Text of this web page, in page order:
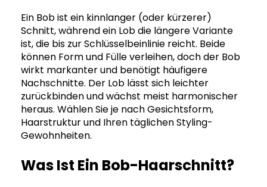
Ein Bob ist ein kinnlanger (oder kürzerer)
Schnitt, während ein Lob die längere Variante
ist, die bis zur Schlüsselbeinlinie reicht. Beide
können Form und Fülle verleihen, doch der Bob
wirkt markanter und benötigt häufigere
Nachschnitte. Der Lob lässt sich leichter
zurückbinden und wächst meist harmonischer
heraus. Wählen Sie je nach Gesichtsform,
Haarstruktur und Ihren täglichen Styling-
Gewohnheiten.
Was Ist Ein Bob-Haarschnitt?